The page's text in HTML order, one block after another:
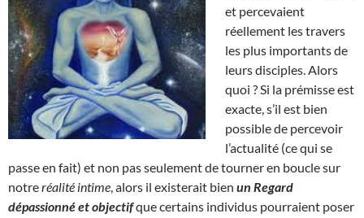
et percevaient
réellement les travers
les plus importants de
leurs disciples. Alors
quoi ? Si la prémisse est
exacte, s’il est bien
possible de percevoir
l’actualité (ce qui se
passe en fait) et non pas seulement de tourner en boucle sur
notreréalité intime , alors il existerait bien un Regard
dépassionné et objectifque certains individus pourraient poser